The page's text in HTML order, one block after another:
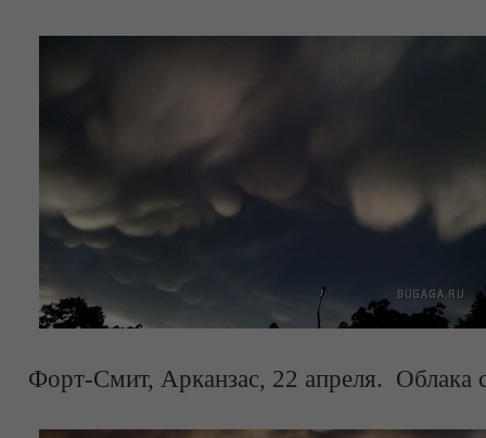
Форт-Смит, Арканзас, 22 апреля. Облака